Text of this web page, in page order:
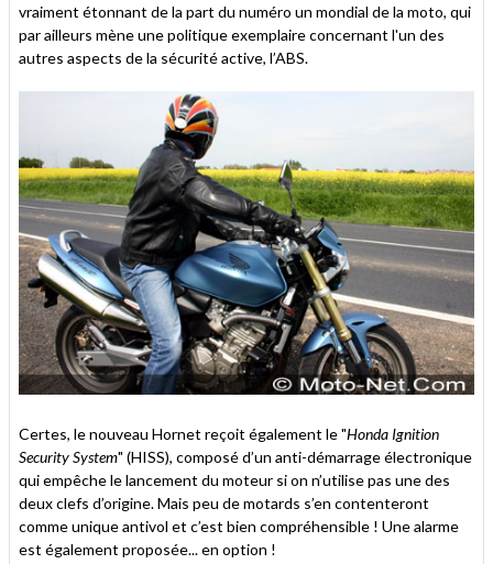
vraiment étonnant de la part du numéro un mondial de la moto, qui
par ailleurs mène une politique exemplaire concernant l'un des
autres aspects de la sécurité active, l’ABS.
Certes, le nouveau Hornet reçoit également le "Honda Ignition
Security System" (HISS), composé d’un anti-démarrage électronique
qui empêche le lancement du moteur si on n’utilise pas une des
deux clefs d’origine. Mais peu de motards s’en contenteront
comme unique antivol et c’est bien compréhensible ! Une alarme
est également proposée... en option !